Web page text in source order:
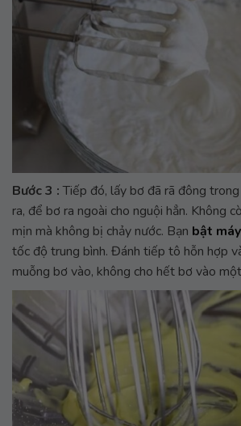
Bước 3 :Tiếp đó, lấy bơ đã rã đông
ra, để bơ ra ngoài cho nguội hẳn. Không
mịn mà không bị chảy nước. Bạn bật
tốc độ trung bình. Đánh tiếp tô hỗn hợp
muỗng bơ vào, không cho hết bơ vào